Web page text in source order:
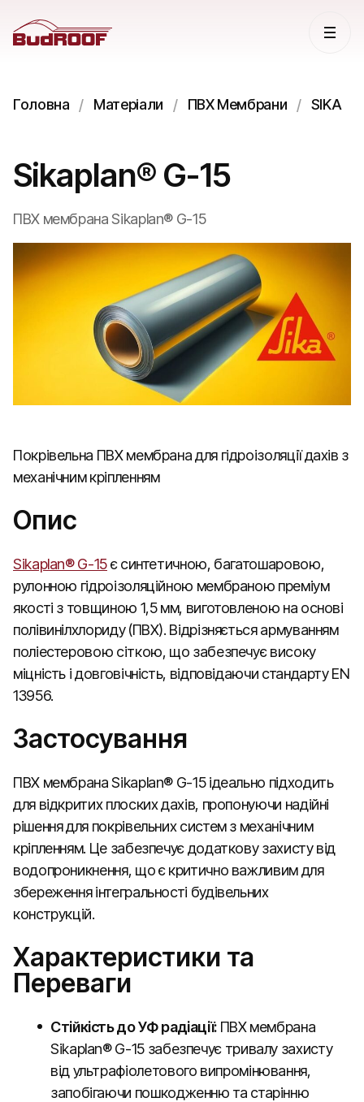
Головна Матеріали ПВХ Мембрани SIKA
Sikaplan® G-15
ПВХ мембрана Sikaplan® G-15
Покрівельна ПВХ мембрана для гідроізоляції дахів з
механічним кріпленням
Опис
Sikaplan® G-15є синтетичною, багатошаровою,
рулонною гідроізоляційною мембраною преміум
якості з товщиною 1,5 мм, виготовленою на основі
полівинілхлориду (ПВХ). Відрізняється армуванням
поліестеровою сіткою, що забезпечує високу
міцність і довговічність, відповідаючи стандарту EN
13956.
Застосування
ПВХ мембрана Sikaplan® G-15 ідеально підходить
для відкритих плоских дахів, пропонуючи надійні
рішення для покрівельних систем з механічним
кріпленням. Це забезпечує додаткову захисту від
водопроникнення, що є критично важливим для
збереження інтегральності будівельних
конструкцій.
Характеристики та
Переваги
Стійкість до УФ радіації: ПВХ мембрана
Sikaplan® G-15 забезпечує тривалу захисту
від ультрафіолетового випромінювання,
запобігаючи пошкодженню та старінню